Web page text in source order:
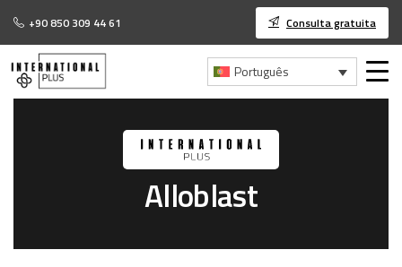
+90 850 309 44 61 Consulta gratuita
Português
Alloblast